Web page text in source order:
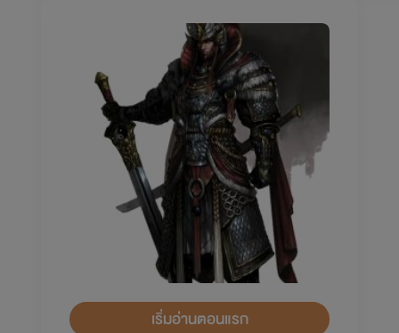
เริ่มอ่านตอนแรก